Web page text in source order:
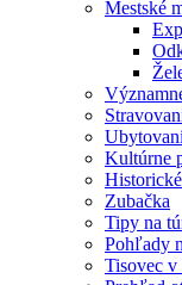
Mestské
Kultúrne
Zubačka
Tipy na
Pohľady
Tisovec v